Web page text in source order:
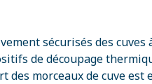
sécurisés des
de découpage
des morceaux de cuve